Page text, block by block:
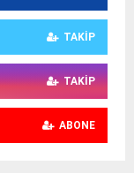
TAKIP
TAKIP
ABONE